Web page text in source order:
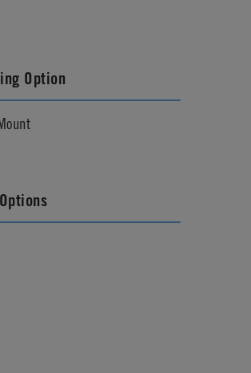
Option